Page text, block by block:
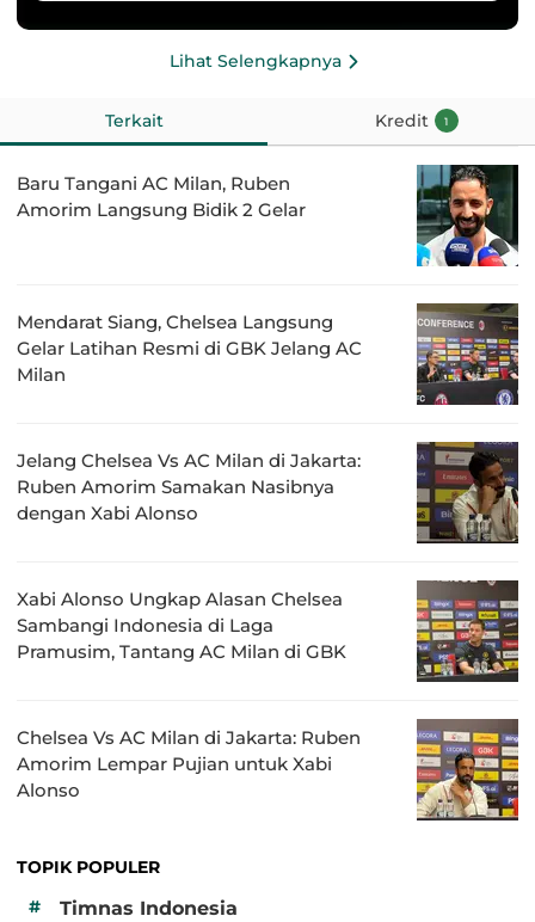
Lihat Selengkapnya
Terkait Kredit 1
Baru Tangani AC Milan, Ruben
Amorim Langsung Bidik 2 Gelar
Mendarat Siang, Chelsea Langsung
Gelar Latihan Resmi di GBK Jelang AC
Milan
Jelang Chelsea Vs AC Milan di Jakarta:
Ruben Amorim Samakan Nasibnya
dengan Xabi Alonso
Xabi Alonso Ungkap Alasan Chelsea
Sambangi Indonesia di Laga
Pramusim, Tantang AC Milan di GBK
Chelsea Vs AC Milan di Jakarta: Ruben
Amorim Lempar Pujian untuk Xabi
Alonso
TOPIK POPULER
#
Timnas Indonesia